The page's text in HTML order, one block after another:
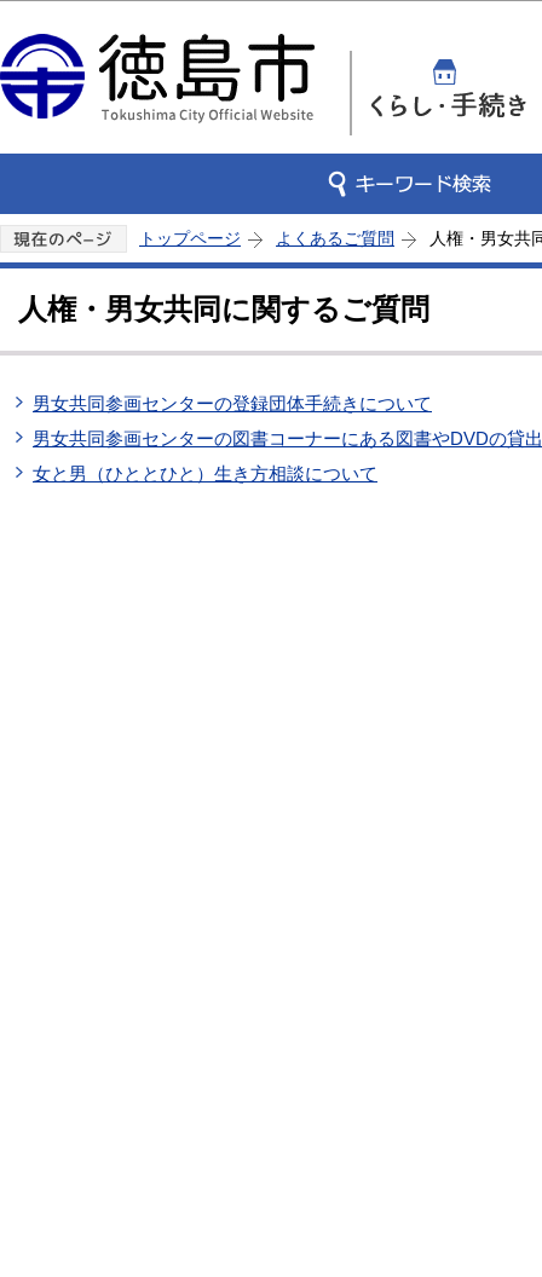
トップページ よくあるご質問 人権・男女共
人権・男女共同に関するご質問
男女共同参画センターの登録団体手続きについて
男女共同参画センターの図書コーナーにある図書やDVDの貸
女と男（ひととひと）生き方相談について